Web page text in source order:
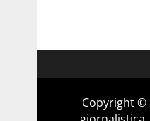
Copyright ©